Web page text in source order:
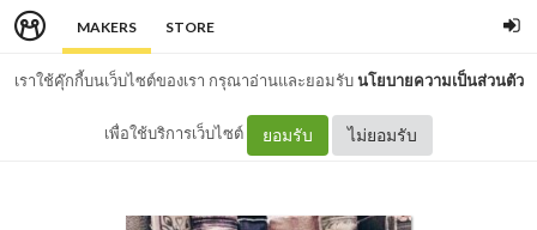
MAKERS STORE
เราใช้คุ๊กกี้บนเว็บไซต์ของเรา กรุณาอ่านและยอมรับนโยบายความเป็นส่วนตัว
เพื่อใช้บริการเว็บไซต์ ยอมรับ ไม่ยอมรับ